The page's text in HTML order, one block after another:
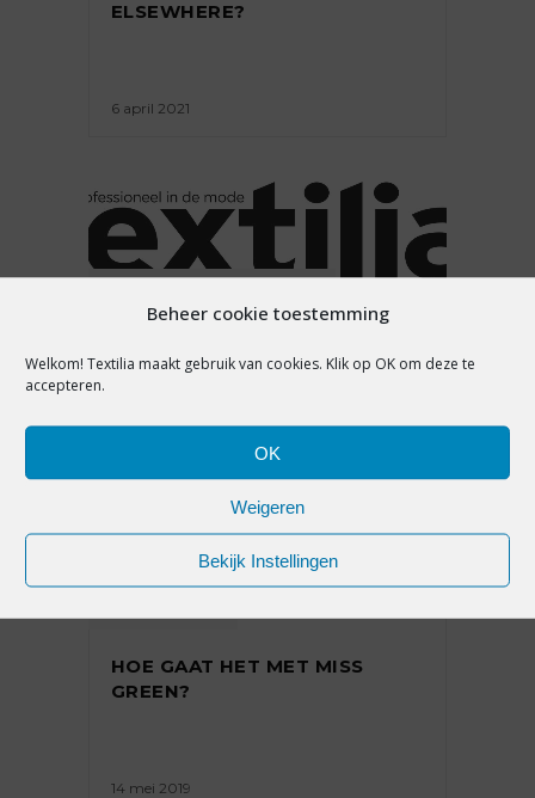
Beheer cookie toestemming
Welkom! Textilia maakt gebruik van cookies. Klik op OK om deze te
accepteren.
OK
Weigeren
Bekijk Instellingen
ELSEWHERE?
6 april 2021
HOE GAAT HET MET MISS
GREEN?
14 mei 2019